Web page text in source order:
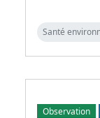
Santé
Observation